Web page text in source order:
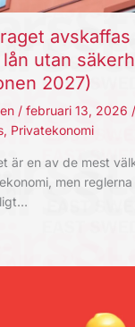
avskaffas
utan
2027)
/ februari 13, 2026 /
, Privatekonomi
är en av de mest
men